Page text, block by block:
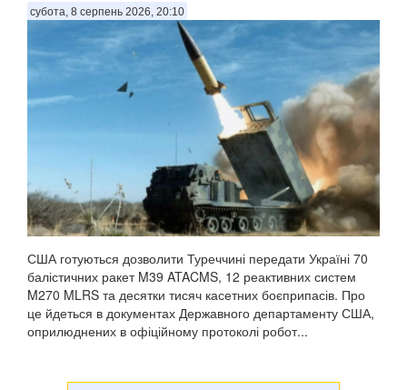
субота, 8 серпень 2026, 20:10
США готуються дозволити Туреччині передати Україні 70
балістичних ракет M39 ATACMS, 12 реактивних систем
M270 MLRS та десятки тисяч касетних боєприпасів. Про
це йдеться в документах Державного департаменту США,
оприлюднених в офіційному протоколі робот...